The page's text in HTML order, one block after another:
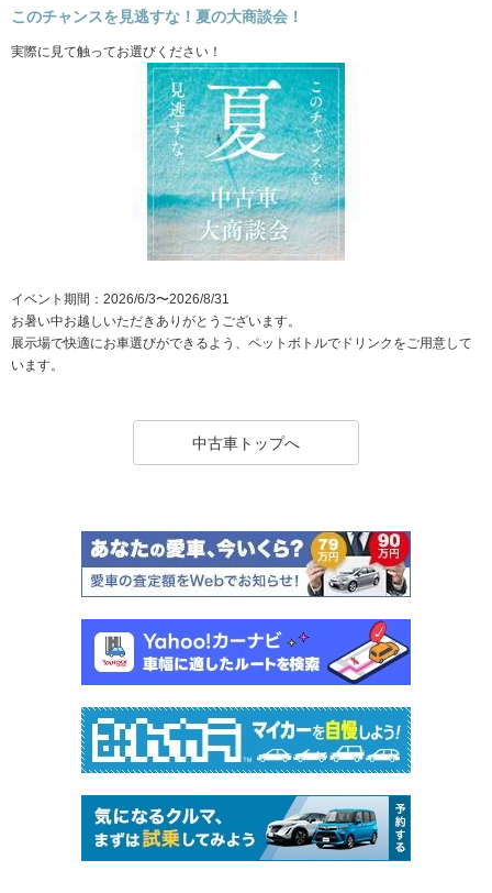
このチャンスを見逃すな！夏の大商談会！
実際に見て触ってお選びください！
イベント期間：2026/6/3〜2026/8/31
お暑い中お越しいただきありがとうございます。
展示場で快適にお車選びができるよう、ペットボトルでドリンクをご用意して
います。
中古車トップへ